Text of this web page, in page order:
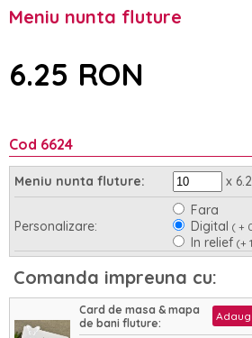
Meniu nunta fluture
6.25 RON
Cod 6624
Meniu nunta fluture: x
Personalizare:
Fara
Digital( +
In relief(+
Asamblare: Nu
Comanda impreuna cu:
Card de masa & mapa
de bani fluture: